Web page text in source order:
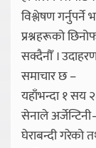
विश्लेषण
प्रश्नहरूको
सक्दैनौँ ।
समाचार छ –
यहाँभन्दा १ सय
सेनाले
घेराबन्दी गरेको